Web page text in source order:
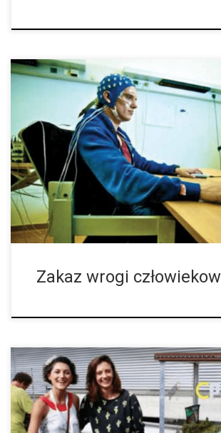
Komponenty cannabisu mogą zapobiec
odkrycia dokonano przy ponownym zbadaniu
wcześniej pobranych wyników. Naukowcy z
Institute uważają, że srogie prawo dotyczące
zapobiegają […]
Zakaz wrogi
W Unii Europejskiej dopuszczalna i legalna